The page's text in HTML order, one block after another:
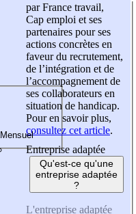
par France travail,
Cap emploi et ses
partenaires pour ses
actions concrètes en
faveur du recrutement,
de l’intégration et de
l’accompagnement de
ses collaborateurs en
situation de handicap.
Pour en savoir plus,
consultez cet article.
Entreprise adaptée
Qu'est-ce qu'une
entreprise adaptée
?
L'entreprise adaptée